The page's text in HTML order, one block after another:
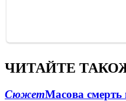
ЧИТАЙТЕ
СюжетМасова смерть